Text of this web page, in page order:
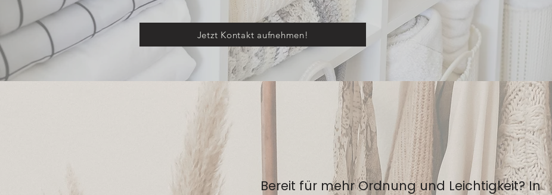
Jetzt Kontakt aufnehmen!
Bereit für mehr Ordnung und Leichtigkeit? In